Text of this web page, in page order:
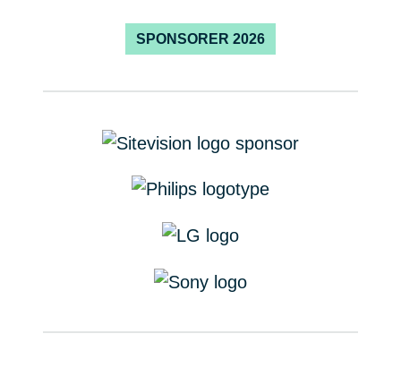
SPONSORER 2026